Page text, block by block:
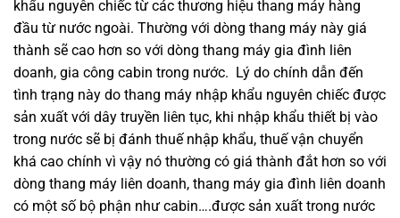
khẩu nguyên chiếc từ các thương hiệu thang máy hàng
đầu từ nước ngoài. Thường với dòng thang máy này giá
thành sẽ cao hơn so với dòng thang máy gia đình liên
doanh, gia công cabin trong nước. Lý do chính dẫn đến
tình trạng này do thang máy nhập khẩu nguyên chiếc được
sản xuất với dây truyền liên tục, khi nhập khẩu thiết bị vào
trong nước sẽ bị đánh thuế nhập khẩu, thuế vận chuyển
khá cao chính vì vậy nó thường có giá thành đắt hơn so với
dòng thang máy liên doanh, thang máy gia đình liên doanh
có một số bộ phận như cabin….được sản xuất trong nước